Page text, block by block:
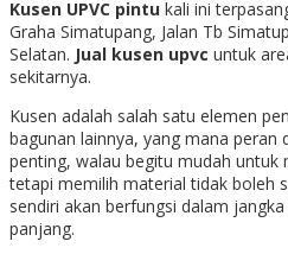
Kusen UPVC pintu kali ini
Graha Simatupang, Jalan Tb
Selatan. Jual kusen upvc untuk
sekitarnya.
Kusen adalah salah satu elemen
bagunan lainnya, yang mana peran
penting, walau begitu mudah untuk
tetapi memilih material tidak boleh
sendiri akan berfungsi dalam
panjang.